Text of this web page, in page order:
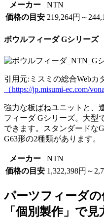
メーカー
NTN
価格の目安 219,264円～
ボウルフィーダ Gシリーズ
引用元:ミスミの総合Webカ
（https://jp.misumi-ec.com/
強力な板ばねユニットと、
フィーダ Gシリーズ。大型
できます。スタンダードな
G63形の2種類があります。
メーカー
NTN
価格の目安 1,322,398円～
パーツフィーダの
「個別製作」で見